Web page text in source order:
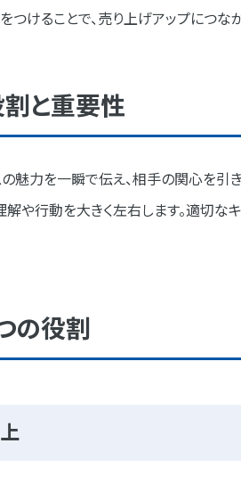
出す
つけることで、売り上げアップにつな
と重要性
魅力を一瞬で伝え、相手の関心を
や行動を大きく左右します。適切な
の役割